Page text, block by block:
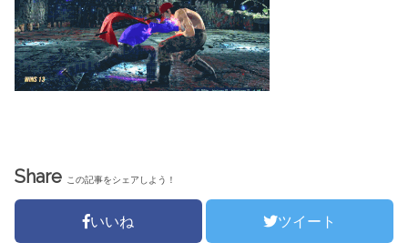
Share この記事をシェアしよう！
いいね ツイート